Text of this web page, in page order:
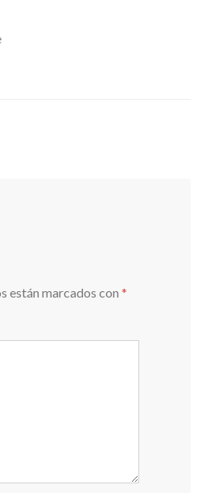
están marcados con *